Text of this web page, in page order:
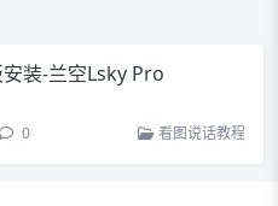
装-兰空Lsky Pro
0 看图说话教程